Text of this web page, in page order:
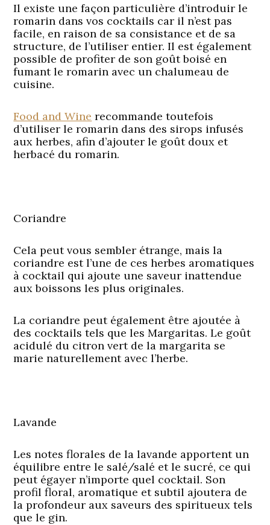
Il existe une façon particulière d’introduir le
romarin dans vos cocktails car il n’est pas
facile, en raison de sa consistance et de sa
structure, de l’utiliser entier. Il est également
possible de profiter de son goût boisé en
fumant le romarin avec un chalumeau de
cuisine.
Food and Wine recommande toutefois
d’utiliser le romarin dans des sirops infusés
aux herbes, afin d’ajouter le goût doux et
herbacé du romarin.
Coriandre
Cela peut vous sembler étrange, mais la
coriandre est l’une de ces herbes aromatiques
à cocktail qui ajoute une saveur inattendue
aux boissons les plus originales.
La coriandre peut également être ajoutée à
des cocktails tels que les Margaritas. Le goût
acidulé du citron vert de la margarita se
marie naturellement avec l’herbe.
Lavande
Les notes florales de la lavande apportent un
équilibre entre le salé/salé et le sucré, ce qui
peut égayer n’importe quel cocktail. Son
profil floral, aromatique et subtil ajoutera de
la profondeur aux saveurs des spiritueux tels
que le gin.